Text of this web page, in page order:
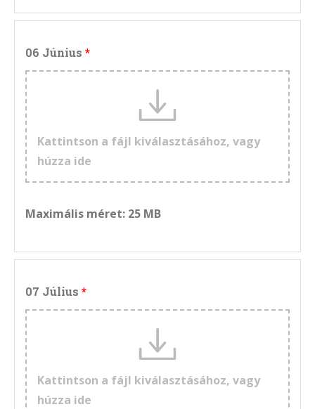
06 Június
Kattintson a fájl kiválasztásához, vagy
húzza ide
Maximális méret: 25 MB
07 Július
Kattintson a fájl kiválasztásához, vagy
húzza ide